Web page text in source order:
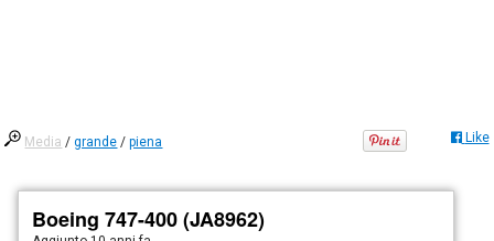
Media /grande /piena Like
Boeing 747-400 (JA8962)